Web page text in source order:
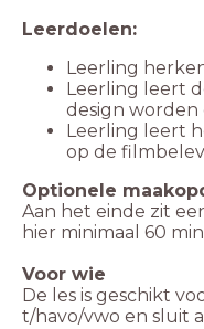
Leerdoelen:
Leerling
Leerling leert
design
Leerling leert
op de
Aan het einde zit
hier minimaal 60
Voor wie
De les is geschikt
t/havo/vwo en sluit